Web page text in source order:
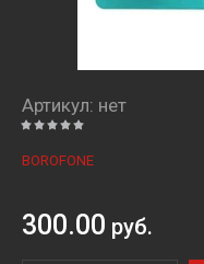
Артикул: нет
BOROFONE
300.00 руб.